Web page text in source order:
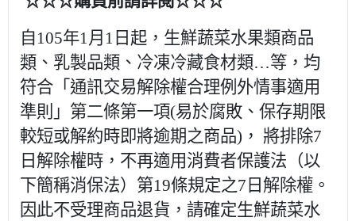
自105年1月1日起，生鮮蔬菜水果類商品
類、乳製品類、冷凍冷藏食材類…等，均
符合「通訊交易解除權合理例外情事適用
準則」第二條第一項(易於腐敗、保存期限
較短或解約時即將逾期之商品)， 將排除7
日解除權時，不再適用消費者保護法（以
下簡稱消保法）第19條規定之7日解除權。
因此不受理商品退貨，請確定生鮮蔬菜水